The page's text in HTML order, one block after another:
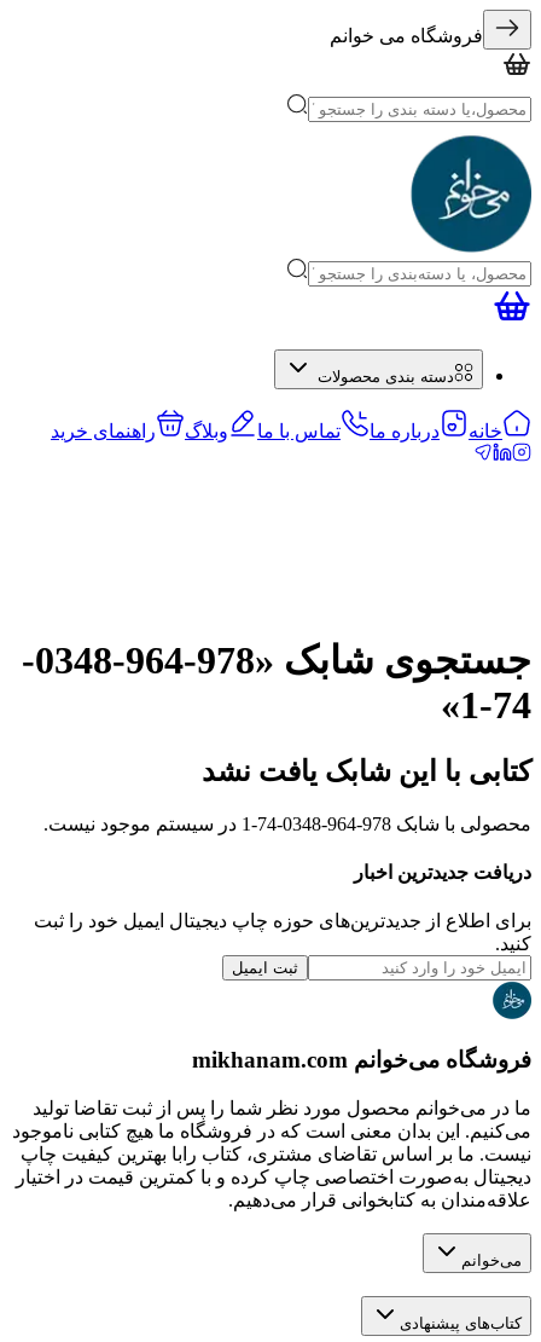
فروشگاه می خوانم
دسته بندی محصولات
خانه درباره ما تماس با ما وبلاگ راهنمای خرید
جستجوی شابک «
978-964-0348-
74-1
»
کتابی با این شابک یافت نشد
محصولی با شابک 978-964-0348-74-1 در سیستم موجود نیست.
دریافت جدیدترین‌ اخبار
برای اطلاع از جدیدترین‌های حوزه چاپ دیجیتال ایمیل خود را ثبت
کنید.
ثبت ایمیل
فروشگاه می‌خوانم mikhanam.com
ما در می‌خوانم محصول مورد نظر شما را پس از ثبت تقاضا تولید
می‌کنیم. این بدان معنی است که در فروشگاه ما هیچ کتابی ناموجود
نیست. ما بر اساس تقاضای مشتری، کتاب رابا بهترین کیفیت چاپ
دیجیتال به‌صورت اختصاصی چاپ کرده و با کمترین قیمت در اختیار
علاقه‌مندان به کتابخوانی قرار می‌دهیم.
می‌خوانم
کتاب‌های پیشنهادی